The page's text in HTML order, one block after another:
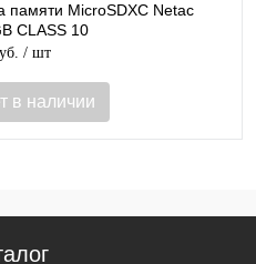
памяти MicroSDXC Netac
CLASS 10
/ шт
в наличии